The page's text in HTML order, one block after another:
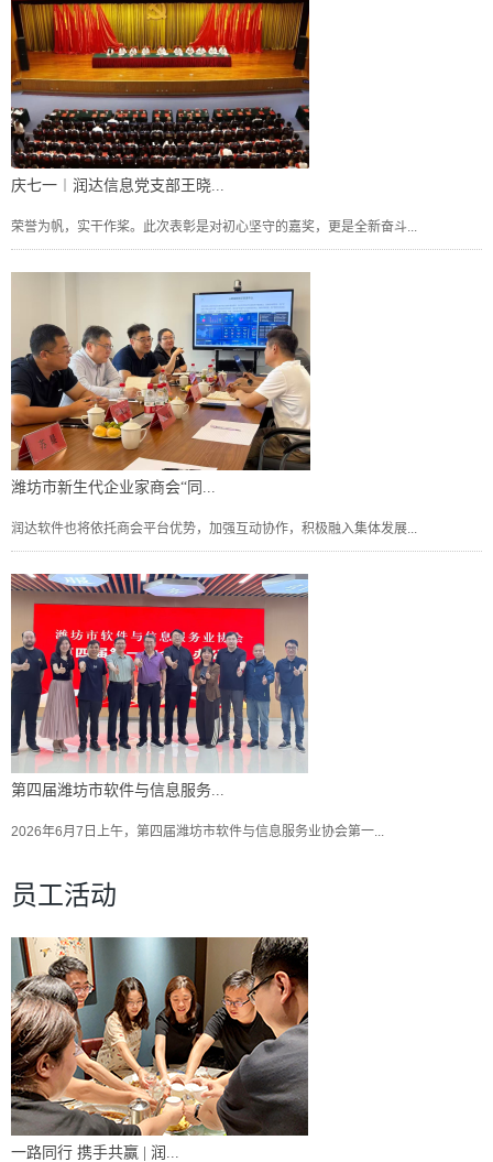
庆七一︱润达信息党支部王晓...
荣誉为帆，实干作桨。此次表彰是对初心坚守的嘉奖，更是全新奋斗...
潍坊市新生代企业家商会“同...
润达软件也将依托商会平台优势，加强互动协作，积极融入集体发展...
第四届潍坊市软件与信息服务...
2026年6月7日上午，第四届潍坊市软件与信息服务业协会第一...
员工活动
一路同行 携手共赢 | 润...